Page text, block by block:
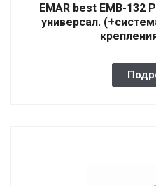
EMAR best EMB-132
универсал.